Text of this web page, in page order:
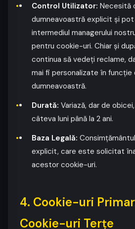
Control Utilizator: Necesită
dumneavoastră explicit și
intermediul managerului
pentru cookie-uri. Chiar și
continua să vedeți reclame,
mai fi personalizate în funcție
dumneavoastră.
Durată: Variază, dar de
câteva luni până la 2 ani.
Baza Legală:
explicit, care este solicitat
acestor cookie-uri.
4. Cookie-uri
Cookie-uri Terțe